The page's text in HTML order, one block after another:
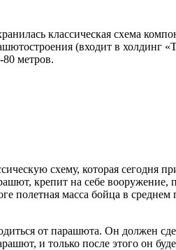
классическая схема
(входит в холдинг
метров.
схему, которая сегодня
крепит на себе вооружение,
полетная масса бойца в
от парашюта. Он должен
и только после этого он